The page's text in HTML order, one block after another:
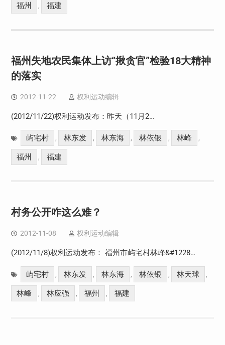
福州 , 福建
福州失地农民集体上访“揪贪官”检验18大精神
的落实
2012-11-22 权利运动编辑
(2012/11/22)权利运动发布：昨天（11月2…
屿宅村 , 林东发 , 林东海 , 林依银 , 林峰 ,
福州 , 福建
村务公开咋这么难？
2012-11-08 权利运动编辑
(2012/11/8)权利运动发布： 福州市屿宅村林峰&#1228…
屿宅村 , 林东发 , 林东海 , 林依银 , 林天球 ,
林峰 , 林应强 , 福州 , 福建